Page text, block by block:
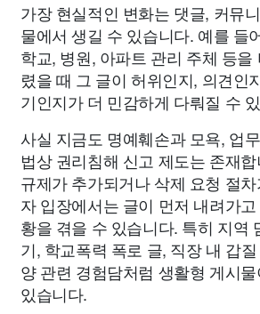
가장 현실적인 변화는 댓글, 커뮤
물에서 생길 수 있습니다. 예를 들
학교, 병원, 아파트 관리 주체 등을
렸을 때 그 글이 허위인지, 의견인
기인지가 더 민감하게 다뤄질 수
사실 지금도 명예훼손과 모욕, 업
법상 권리침해 신고 제도는 존재
규제가 추가되거나 삭제 요청 절
자 입장에서는 글이 먼저 내려가
황을 겪을 수 있습니다. 특히 지역
기, 학교폭력 폭로 글, 직장 내 갑
양 관련 경험담처럼 생활형 게시
있습니다.